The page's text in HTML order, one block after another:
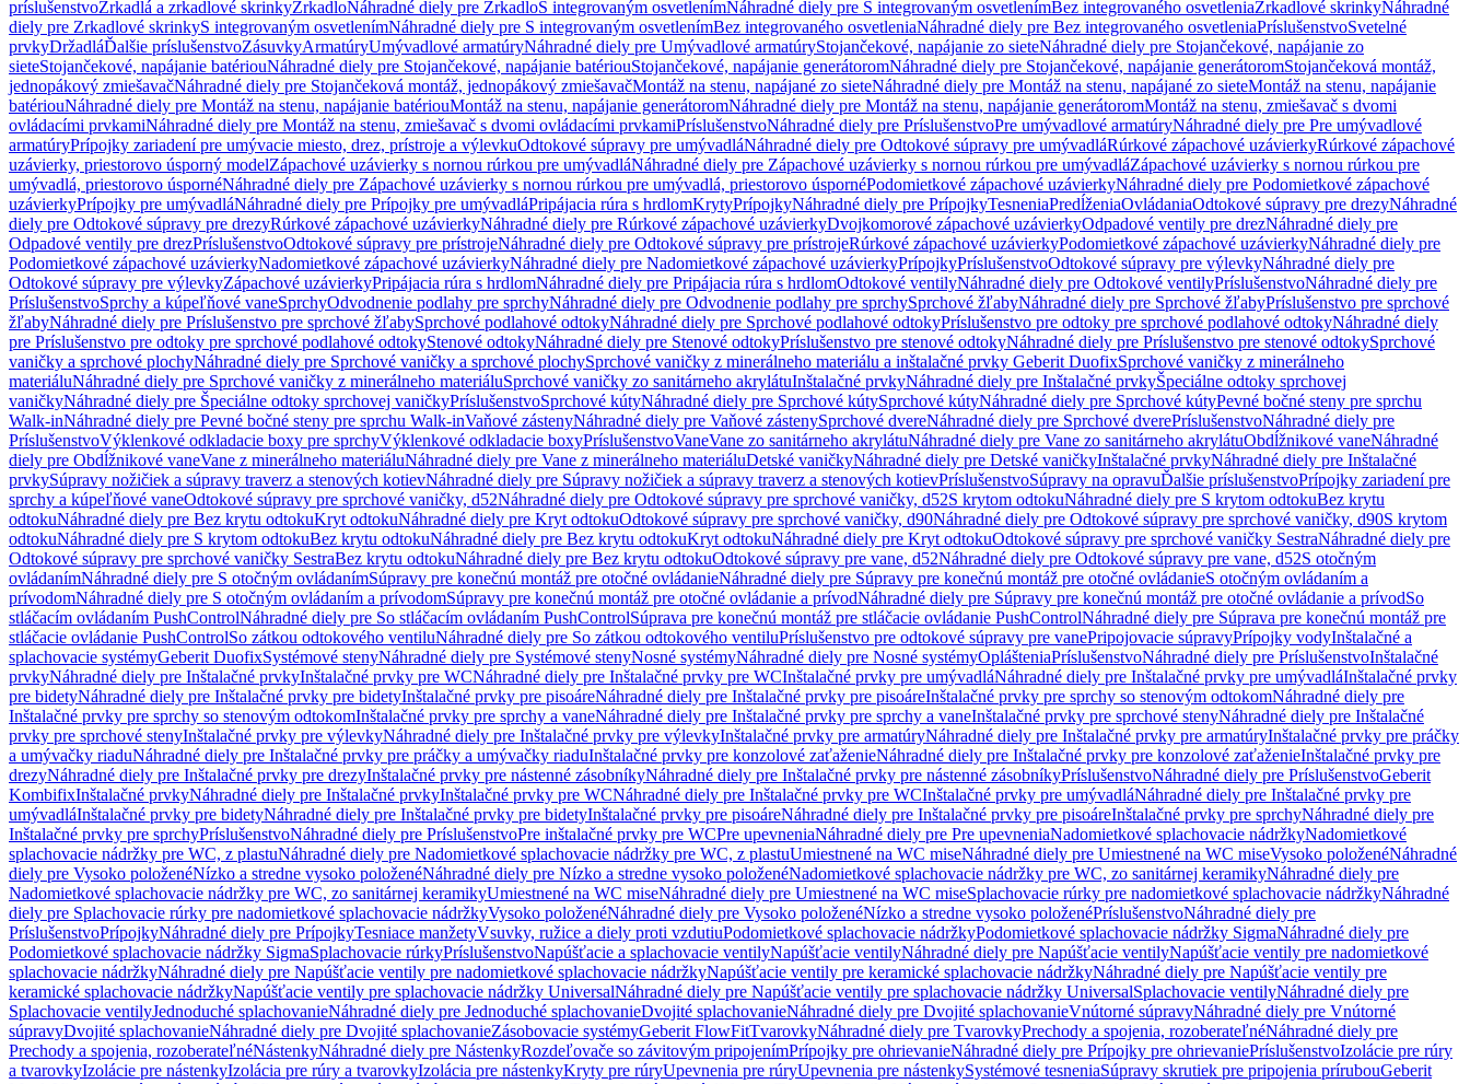
príslušenstvoZrkadlá a zrkadlové skrinkyZrkadloNáhradné diely pre ZrkadloS integrovaným osvetlenímNáhradné diely pre S integrovaným osvetlenímBez integrovaného osvetleniaZrkadlové skrinkyNáhradné
diely pre Zrkadlové skrinkyS integrovaným osvetlenímNáhradné diely pre S integrovaným osvetlenímBez integrovaného osvetleniaNáhradné diely pre Bez integrovaného osvetleniaPríslušenstvoSvetelné
prvkyDržadláĎalšie príslušenstvoZásuvkyArmatúryUmývadlové armatúryNáhradné diely pre Umývadlové armatúryStojančekové, napájanie zo sieteNáhradné diely pre Stojančekové, napájanie zo
sieteStojančekové, napájanie batériouNáhradné diely pre Stojančekové, napájanie batériouStojančekové, napájanie generátoromNáhradné diely pre Stojančekové, napájanie generátoromStojančeková montáž,
jednopákový zmiešavačNáhradné diely pre Stojančeková montáž, jednopákový zmiešavačMontáž na stenu, napájané zo sieteNáhradné diely pre Montáž na stenu, napájané zo sieteMontáž na stenu, napájanie
batériouNáhradné diely pre Montáž na stenu, napájanie batériouMontáž na stenu, napájanie generátoromNáhradné diely pre Montáž na stenu, napájanie generátoromMontáž na stenu, zmiešavač s dvomi
ovládacími prvkamiNáhradné diely pre Montáž na stenu, zmiešavač s dvomi ovládacími prvkamiPríslušenstvoNáhradné diely pre PríslušenstvoPre umývadlové armatúryNáhradné diely pre Pre umývadlové
armatúryPrípojky zariadení pre umývacie miesto, drez, prístroje a výlevkuOdtokové súpravy pre umývadláNáhradné diely pre Odtokové súpravy pre umývadláRúrkové zápachové uzávierkyRúrkové zápachové
uzávierky, priestorovo úsporný modelZápachové uzávierky s nornou rúrkou pre umývadláNáhradné diely pre Zápachové uzávierky s nornou rúrkou pre umývadláZápachové uzávierky s nornou rúrkou pre
umývadlá, priestorovo úspornéNáhradné diely pre Zápachové uzávierky s nornou rúrkou pre umývadlá, priestorovo úspornéPodomietkové zápachové uzávierkyNáhradné diely pre Podomietkové zápachové
uzávierkyPrípojky pre umývadláNáhradné diely pre Prípojky pre umývadláPripájacia rúra s hrdlomKrytyPrípojkyNáhradné diely pre PrípojkyTesneniaPredĺženiaOvládaniaOdtokové súpravy pre drezyNáhradné
diely pre Odtokové súpravy pre drezyRúrkové zápachové uzávierkyNáhradné diely pre Rúrkové zápachové uzávierkyDvojkomorové zápachové uzávierkyOdpadové ventily pre drezNáhradné diely pre
Odpadové ventily pre drezPríslušenstvoOdtokové súpravy pre prístrojeNáhradné diely pre Odtokové súpravy pre prístrojeRúrkové zápachové uzávierkyPodomietkové zápachové uzávierkyNáhradné diely pre
Podomietkové zápachové uzávierkyNadomietkové zápachové uzávierkyNáhradné diely pre Nadomietkové zápachové uzávierkyPrípojkyPríslušenstvoOdtokové súpravy pre výlevkyNáhradné diely pre
Odtokové súpravy pre výlevkyZápachové uzávierkyPripájacia rúra s hrdlomNáhradné diely pre Pripájacia rúra s hrdlomOdtokové ventilyNáhradné diely pre Odtokové ventilyPríslušenstvoNáhradné diely pre
PríslušenstvoSprchy a kúpeľňové vaneSprchyOdvodnenie podlahy pre sprchyNáhradné diely pre Odvodnenie podlahy pre sprchySprchové žľabyNáhradné diely pre Sprchové žľabyPríslušenstvo pre sprchové
žľabyNáhradné diely pre Príslušenstvo pre sprchové žľabySprchové podlahové odtokyNáhradné diely pre Sprchové podlahové odtokyPríslušenstvo pre odtoky pre sprchové podlahové odtokyNáhradné diely
pre Príslušenstvo pre odtoky pre sprchové podlahové odtokyStenové odtokyNáhradné diely pre Stenové odtokyPríslušenstvo pre stenové odtokyNáhradné diely pre Príslušenstvo pre stenové odtokySprchové
vaničky a sprchové plochyNáhradné diely pre Sprchové vaničky a sprchové plochySprchové vaničky z minerálneho materiálu a inštalačné prvky Geberit DuofixSprchové vaničky z minerálneho
materiáluNáhradné diely pre Sprchové vaničky z minerálneho materiáluSprchové vaničky zo sanitárneho akrylátuInštalačné prvkyNáhradné diely pre Inštalačné prvkyŠpeciálne odtoky sprchovej
vaničkyNáhradné diely pre Špeciálne odtoky sprchovej vaničkyPríslušenstvoSprchové kútyNáhradné diely pre Sprchové kútySprchové kútyNáhradné diely pre Sprchové kútyPevné bočné steny pre sprchu
Walk-inNáhradné diely pre Pevné bočné steny pre sprchu Walk-inVaňové zástenyNáhradné diely pre Vaňové zástenySprchové dvereNáhradné diely pre Sprchové dverePríslušenstvoNáhradné diely pre
PríslušenstvoVýklenkové odkladacie boxy pre sprchyVýklenkové odkladacie boxyPríslušenstvoVaneVane zo sanitárneho akrylátuNáhradné diely pre Vane zo sanitárneho akrylátuObdĺžnikové vaneNáhradné
diely pre Obdĺžnikové vaneVane z minerálneho materiáluNáhradné diely pre Vane z minerálneho materiáluDetské vaničkyNáhradné diely pre Detské vaničkyInštalačné prvkyNáhradné diely pre Inštalačné
prvkySúpravy nožičiek a súpravy traverz a stenových kotievNáhradné diely pre Súpravy nožičiek a súpravy traverz a stenových kotievPríslušenstvoSúpravy na opravuĎalšie príslušenstvoPrípojky zariadení pre
sprchy a kúpeľňové vaneOdtokové súpravy pre sprchové vaničky, d52Náhradné diely pre Odtokové súpravy pre sprchové vaničky, d52S krytom odtokuNáhradné diely pre S krytom odtokuBez krytu
odtokuNáhradné diely pre Bez krytu odtokuKryt odtokuNáhradné diely pre Kryt odtokuOdtokové súpravy pre sprchové vaničky, d90Náhradné diely pre Odtokové súpravy pre sprchové vaničky, d90S krytom
odtokuNáhradné diely pre S krytom odtokuBez krytu odtokuNáhradné diely pre Bez krytu odtokuKryt odtokuNáhradné diely pre Kryt odtokuOdtokové súpravy pre sprchové vaničky SestraNáhradné diely pre
Odtokové súpravy pre sprchové vaničky SestraBez krytu odtokuNáhradné diely pre Bez krytu odtokuOdtokové súpravy pre vane, d52Náhradné diely pre Odtokové súpravy pre vane, d52S otočným
ovládanímNáhradné diely pre S otočným ovládanímSúpravy pre konečnú montáž pre otočné ovládanieNáhradné diely pre Súpravy pre konečnú montáž pre otočné ovládanieS otočným ovládaním a
prívodomNáhradné diely pre S otočným ovládaním a prívodomSúpravy pre konečnú montáž pre otočné ovládanie a prívodNáhradné diely pre Súpravy pre konečnú montáž pre otočné ovládanie a prívodSo
stláčacím ovládaním PushControlNáhradné diely pre So stláčacím ovládaním PushControlSúprava pre konečnú montáž pre stláčacie ovládanie PushControlNáhradné diely pre Súprava pre konečnú montáž pre
stláčacie ovládanie PushControlSo zátkou odtokového ventiluNáhradné diely pre So zátkou odtokového ventiluPríslušenstvo pre odtokové súpravy pre vanePripojovacie súpravyPrípojky vodyInštalačné a
splachovacie systémyGeberit DuofixSystémové stenyNáhradné diely pre Systémové stenyNosné systémyNáhradné diely pre Nosné systémyOplášteniaPríslušenstvoNáhradné diely pre PríslušenstvoInštalačné
prvkyNáhradné diely pre Inštalačné prvkyInštalačné prvky pre WCNáhradné diely pre Inštalačné prvky pre WCInštalačné prvky pre umývadláNáhradné diely pre Inštalačné prvky pre umývadláInštalačné prvky
pre bidetyNáhradné diely pre Inštalačné prvky pre bidetyInštalačné prvky pre pisoáreNáhradné diely pre Inštalačné prvky pre pisoáreInštalačné prvky pre sprchy so stenovým odtokomNáhradné diely pre
Inštalačné prvky pre sprchy so stenovým odtokomInštalačné prvky pre sprchy a vaneNáhradné diely pre Inštalačné prvky pre sprchy a vaneInštalačné prvky pre sprchové stenyNáhradné diely pre Inštalačné
prvky pre sprchové stenyInštalačné prvky pre výlevkyNáhradné diely pre Inštalačné prvky pre výlevkyInštalačné prvky pre armatúryNáhradné diely pre Inštalačné prvky pre armatúryInštalačné prvky pre práčky
a umývačky riaduNáhradné diely pre Inštalačné prvky pre práčky a umývačky riaduInštalačné prvky pre konzolové zaťaženieNáhradné diely pre Inštalačné prvky pre konzolové zaťaženieInštalačné prvky pre
drezyNáhradné diely pre Inštalačné prvky pre drezyInštalačné prvky pre nástenné zásobníkyNáhradné diely pre Inštalačné prvky pre nástenné zásobníkyPríslušenstvoNáhradné diely pre PríslušenstvoGeberit
KombifixInštalačné prvkyNáhradné diely pre Inštalačné prvkyInštalačné prvky pre WCNáhradné diely pre Inštalačné prvky pre WCInštalačné prvky pre umývadláNáhradné diely pre Inštalačné prvky pre
umývadláInštalačné prvky pre bidetyNáhradné diely pre Inštalačné prvky pre bidetyInštalačné prvky pre pisoáreNáhradné diely pre Inštalačné prvky pre pisoáreInštalačné prvky pre sprchyNáhradné diely pre
Inštalačné prvky pre sprchyPríslušenstvoNáhradné diely pre PríslušenstvoPre inštalačné prvky pre WCPre upevneniaNáhradné diely pre Pre upevneniaNadomietkové splachovacie nádržkyNadomietkové
splachovacie nádržky pre WC, z plastuNáhradné diely pre Nadomietkové splachovacie nádržky pre WC, z plastuUmiestnené na WC miseNáhradné diely pre Umiestnené na WC miseVysoko položenéNáhradné
diely pre Vysoko položenéNízko a stredne vysoko položenéNáhradné diely pre Nízko a stredne vysoko položenéNadomietkové splachovacie nádržky pre WC, zo sanitárnej keramikyNáhradné diely pre
Nadomietkové splachovacie nádržky pre WC, zo sanitárnej keramikyUmiestnené na WC miseNáhradné diely pre Umiestnené na WC miseSplachovacie rúrky pre nadomietkové splachovacie nádržkyNáhradné
diely pre Splachovacie rúrky pre nadomietkové splachovacie nádržkyVysoko položenéNáhradné diely pre Vysoko položenéNízko a stredne vysoko položenéPríslušenstvoNáhradné diely pre
PríslušenstvoPrípojkyNáhradné diely pre PrípojkyTesniace manžetyVsuvky, ružice a diely proti vzdutiuPodomietkové splachovacie nádržkyPodomietkové splachovacie nádržky SigmaNáhradné diely pre
Podomietkové splachovacie nádržky SigmaSplachovacie rúrkyPríslušenstvoNapúšťacie a splachovacie ventilyNapúšťacie ventilyNáhradné diely pre Napúšťacie ventilyNapúšťacie ventily pre nadomietkové
splachovacie nádržkyNáhradné diely pre Napúšťacie ventily pre nadomietkové splachovacie nádržkyNapúšťacie ventily pre keramické splachovacie nádržkyNáhradné diely pre Napúšťacie ventily pre
keramické splachovacie nádržkyNapúšťacie ventily pre splachovacie nádržky UniversalNáhradné diely pre Napúšťacie ventily pre splachovacie nádržky UniversalSplachovacie ventilyNáhradné diely pre
Splachovacie ventilyJednoduché splachovanieNáhradné diely pre Jednoduché splachovanieDvojité splachovanieNáhradné diely pre Dvojité splachovanieVnútorné súpravyNáhradné diely pre Vnútorné
súpravyDvojité splachovanieNáhradné diely pre Dvojité splachovanieZásobovacie systémyGeberit FlowFitTvarovkyNáhradné diely pre TvarovkyPrechody a spojenia, rozoberateľnéNáhradné diely pre
Prechody a spojenia, rozoberateľnéNástenkyNáhradné diely pre NástenkyRozdeľovače so závitovým pripojenímPrípojky pre ohrievanieNáhradné diely pre Prípojky pre ohrievaniePríslušenstvoIzolácie pre rúry
a tvarovkyIzolácie pre nástenkyIzolácia pre rúry a tvarovkyIzolácia pre nástenkyKryty pre rúryUpevnenia pre rúryUpevnenia pre nástenkySystémové tesneniaSúpravy skrutiek pre pripojenia prírubouGeberit